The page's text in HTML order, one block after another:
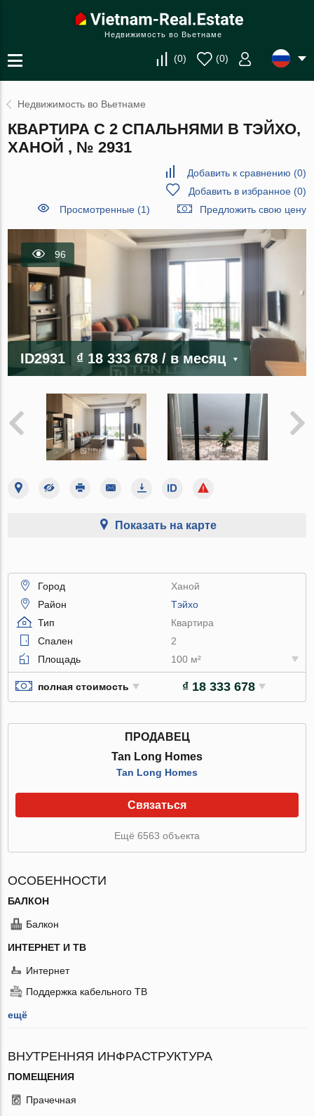
Недвижимость во Вьетнаме
(0) (0)
Недвижимость во Вьетнаме
КВАРТИРА С 2 СПАЛЬНЯМИ В ТЭЙХО,
ХАНОЙ , № 2931
Добавить к сравнению (0)
Добавить в избранное(0)
Просмотренные (1)
Предложить свою цену
96
ID2931 ₫ 18 333 678/ в месяц
Показать на карте
Город
Ханой
Район
Тэйхо
Тип
Квартира
Спален
2
Площадь
100 м²
полная стоимость ₫ 18 333 678
ПРОДАВЕЦ
Tan Long Homes
Tan Long Homes
Связаться
Ещё 6563 объекта
ОСОБЕННОСТИ
БАЛКОН
Балкон
ИНТЕРНЕТ И ТВ
Интернет
Поддержка кабельного ТВ
ещё
ВНУТРЕННЯЯ ИНФРАСТРУКТУРА
ПОМЕЩЕНИЯ
Прачечная